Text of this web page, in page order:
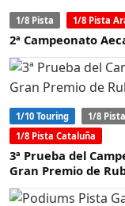
1/8 Pista 1/8 Pista
2ª Campeonato
1/10 Touring 1/8 Pista
1/8 Pista Cataluña
3ª Prueba del
Gran Premio de